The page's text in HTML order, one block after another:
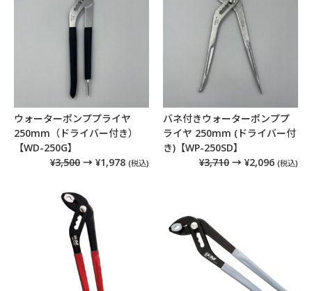
ウォーターポンププライヤ
250mm（ドライバー付き）
【WD-250G】
¥3,500 → ¥1,978 (税込)
バネ付きウォーターポンププ
ライヤ 250mm (ドライバー付
き)【WP-250SD】
¥3,710 → ¥2,096 (税込)